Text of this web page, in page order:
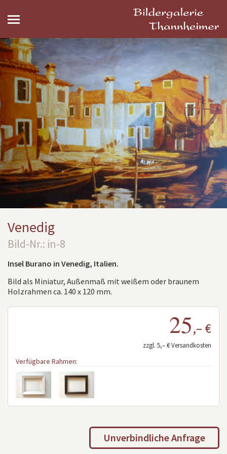
Venedig
Bild-Nr.: in-8
Insel Burano in Venedig, Italien.
Bild als Miniatur, Außenmaß mit weißem oder braunem
Holzrahmen ca. 140 x 120 mm.
25,– €
zzgl. 5,– € Versandkosten
Verfügbare Rahmen:
Unverbindliche Anfrage